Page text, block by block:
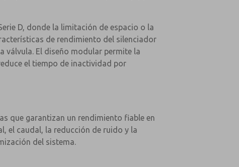
D, donde la limitación de espacio o la
de rendimiento del silenciador
El diseño modular permite la
el tiempo de inactividad por
que garantizan un rendimiento fiable en
el caudal, la reducción de ruido y la
del sistema.